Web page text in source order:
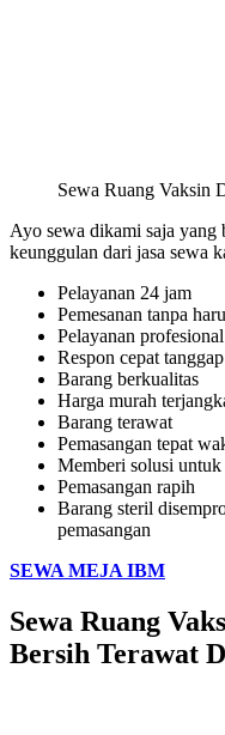
Sewa Ruang Vaksin
Ayo sewa dikami saja
keunggulan dari jasa sewa
Pelayanan 24 jam
Pemesanan tanpa
Pelayanan profesional
Respon cepat tanggap
Barang berkualitas
Harga murah
Barang terawat
Pemasangan tepat
Memberi solusi untuk
Pemasangan rapih
Barang steril
pemasangan
SEWA MEJA IBM
Sewa Ruang
Bersih Terawat